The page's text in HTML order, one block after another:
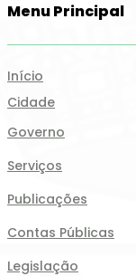
Menu Principal
Início
Cidade
Governo
Serviços
Publicações
Contas Públicas
Legislação